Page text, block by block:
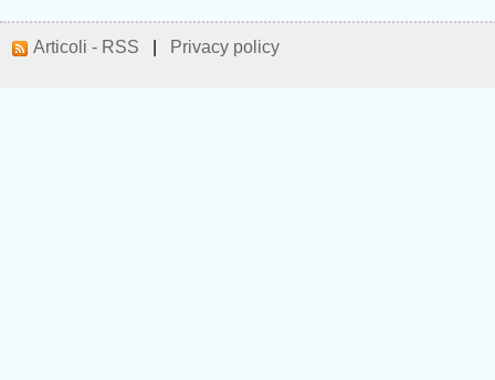
Articoli - RSS Privacy policy